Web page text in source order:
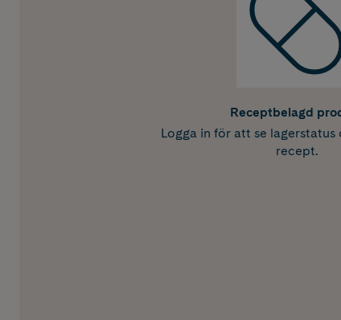
Receptbelagd
Logga in för att se lagerstatus
recept.